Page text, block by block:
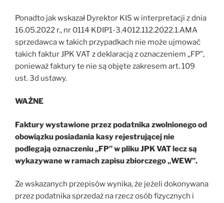
Ponadto jak wskazał Dyrektor KIS w interpretacji z dnia
16.05.2022 r., nr 0114 KDIP1-3.4012.112.2022.1.AMA
sprzedawca w takich przypadkach nie może ujmować
takich faktur JPK VAT z deklaracją z oznaczeniem „FP”,
ponieważ faktury te nie są objęte zakresem art. 109
ust. 3d ustawy.
WAŻNE
Faktury wystawione przez podatnika zwolnionego od
obowiązku posiadania kasy rejestrującej nie
podlegają oznaczeniu „FP” w pliku JPK VAT lecz są
wykazywane w ramach zapisu zbiorczego „WEW”.
Ze wskazanych przepisów wynika, że jeżeli dokonywana
przez podatnika sprzedaż na rzecz osób fizycznych i